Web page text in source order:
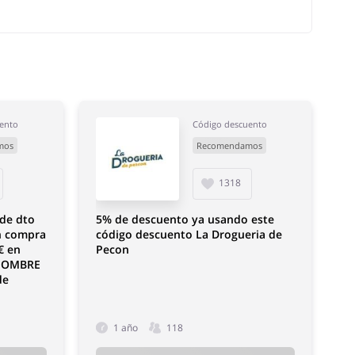
dto
compra
en
Código descuento
Recomendamos
1318
5% de descuento ya usando este
código descuento La Drogueria de
Pecon
1 año 118